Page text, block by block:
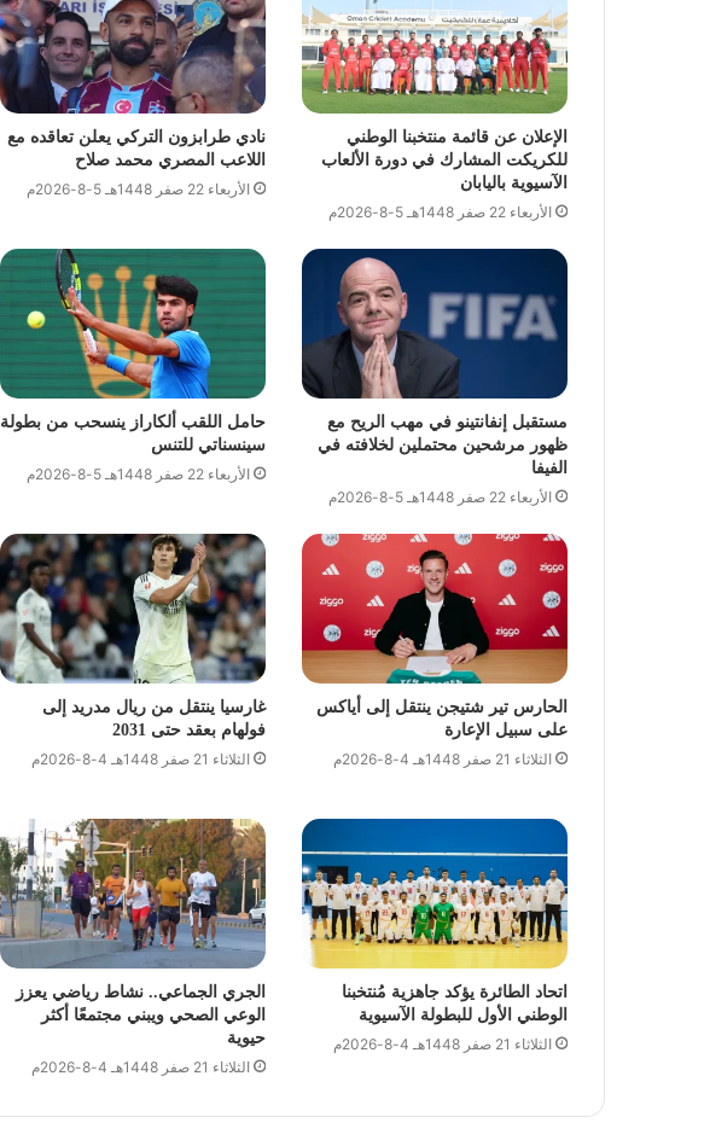
الإعلان عن قائمة منتخبنا الوطني
للكريكت المشارك في دورة الألعاب
الآسيوية باليابان
الأربعاء 22 صفر 1448هـ 5-8-2026م
نادي طرابزون التركي يعلن تعاقده مع
اللاعب المصري محمد صلاح
الأربعاء 22 صفر 1448هـ 5-8-2026م
مستقبل إنفانتينو في مهب الريح مع
ظهور مرشحين محتملين لخلافته في
الفيفا
الأربعاء 22 صفر 1448هـ 5-8-2026م
حامل اللقب ألكاراز ينسحب من بطولة
سينسناتي للتنس
الأربعاء 22 صفر 1448هـ 5-8-2026م
الحارس تير شتيجن ينتقل إلى أياكس
على سبيل الإعارة
الثلاثاء 21 صفر 1448هـ 4-8-2026م
غارسيا ينتقل من ريال مدريد إلى
فولهام بعقد حتى 2031
الثلاثاء 21 صفر 1448هـ 4-8-2026م
اتحاد الطائرة يؤكد جاهزية مُنتخبنا
الوطني الأول للبطولة الآسيوية
الثلاثاء 21 صفر 1448هـ 4-8-2026م
الجري الجماعي.. نشاط رياضي يعزز
الوعي الصحي ويبني مجتمعًا أكثر
حيوية
الثلاثاء 21 صفر 1448هـ 4-8-2026م